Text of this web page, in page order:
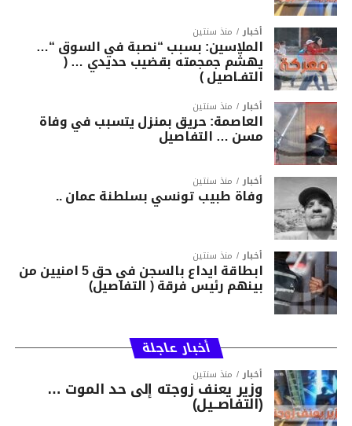
أخبار منذ سنتين
الملاسين: بسبب “نصبة في السوق “…
يهشّم جمجمته بقضيب حديدي … (
التفـاصيل )
أخبار منذ سنتين
العاصمة: حريق بمنزل يتسبب في وفاة
مسن … التفاصيل
أخبار منذ سنتين
وفاة طبيب تونسي بسلطنة عمان ..
أخبار منذ سنتين
ابطاقة ايداع بالسجن في حق 5 امنيين من
بينهم رئيس فرقة ( التفاصيل)
أخبار عاجلة
أخبار منذ سنتين
وزير يعنف زوجته إلى حد الموت …
(التفاصــيل)